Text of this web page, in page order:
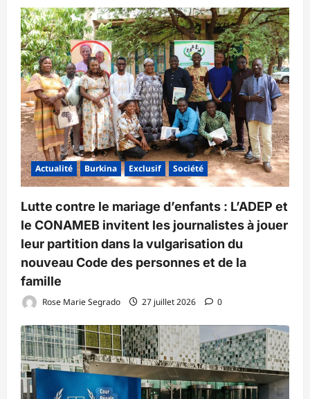
Actualité Burkina Exclusif Société
Lutte contre le mariage d’enfants : L’ADEP et
le CONAMEB invitent les journalistes à jouer
leur partition dans la vulgarisation du
nouveau Code des personnes et de la
famille
Rose Marie Segrado 27 juillet 2026 0